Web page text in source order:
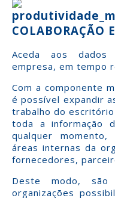
COLABORAÇÃO
Aceda aos
empresa, em tempo
Com a componente
é possível expandir
trabalho do escritório
toda a informação
qualquer
áreas internas da
fornecedores,
Deste modo,
organizações